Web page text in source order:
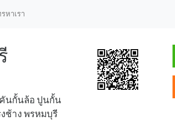
หาเรา
นกั้นล้อ ปูนกั้น
ช้าง พรหมบุรี